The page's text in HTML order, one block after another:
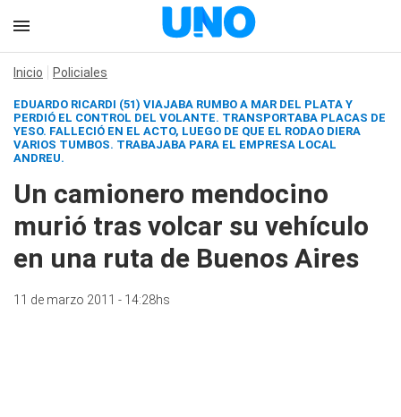
Inicio Policiales
EDUARDO RICARDI (51) VIAJABA RUMBO A MAR DEL PLATA Y
PERDIÓ EL CONTROL DEL VOLANTE. TRANSPORTABA PLACAS DE
YESO. FALLECIÓ EN EL ACTO, LUEGO DE QUE EL RODAO DIERA
VARIOS TUMBOS. TRABAJABA PARA EL EMPRESA LOCAL
ANDREU.
Un camionero mendocino
murió tras volcar su vehículo
en una ruta de Buenos Aires
11 de marzo 2011 - 14:28hs